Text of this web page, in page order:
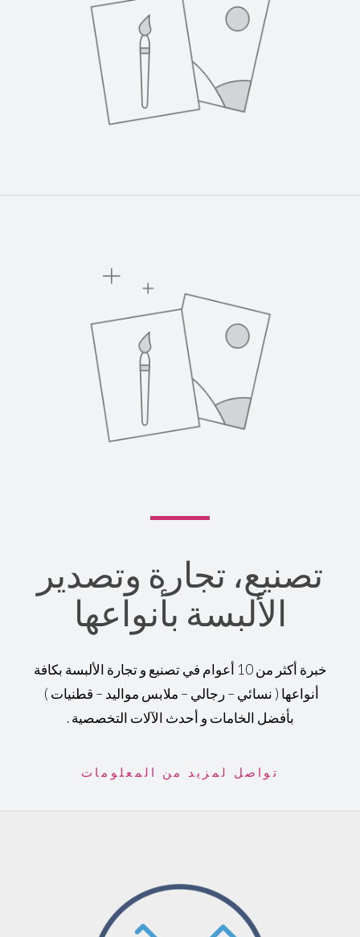
تصنيع، تجارة وتصدير
الألبسة بأنواعها
خبرة أكثر من 10 أعوام في تصنيع و تجارة الألبسة بكافة
أنواعها ( نسائي – رجالي – ملابس مواليد – قطنيات )
بأفضل الخامات و أحدث الآلات التخصصية .
تواصل لمزيد من المعلومات